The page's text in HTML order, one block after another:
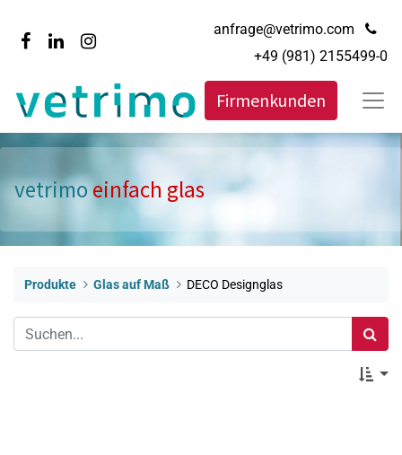
anfrage@vetrimo.com
+49 (981) 2155499-0
Firmenkunden
vetrimoeinfach glas
Produkte Glas auf Maß DECO Designglas